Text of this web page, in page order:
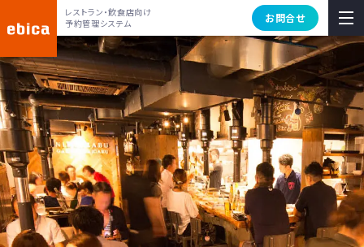
レストラン・飲食店向け
予約管理システム
お問合せ